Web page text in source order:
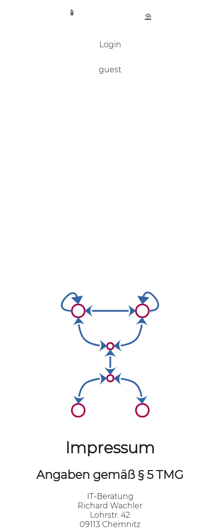
📱 ⛱️
guest
Login
Impressum
Angaben gemäß § 5 TMG
IT-Beratung
Richard Wachler
Lohrstr. 42
09113 Chemnitz